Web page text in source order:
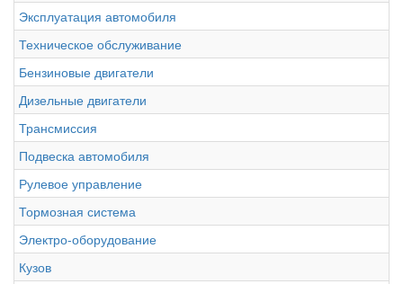
Эксплуатация автомобиля
Техническое обслуживание
Бензиновые двигатели
Дизельные двигатели
Трансмиссия
Подвеска автомобиля
Рулевое управление
Тормозная система
Электро-оборудование
Кузов